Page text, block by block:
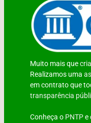
Muito mais que
Realizamos uma
em contrato que
transparência
Conheça o PNTPe